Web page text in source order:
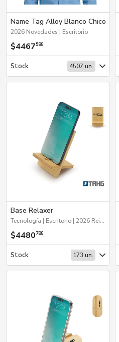
Name Tag Alloy Blanco Chico
2026 Novedades | Escritorio
$4467588
Stock 4507 un.
Base Relaxer
Tecnología | Escritorio | 2026 Reingresos | 2026 Día de la Niñez
$4480788
Stock 173 un.